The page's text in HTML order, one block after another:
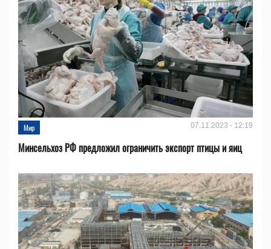
Мир 07.11.2023 - 12:19
Минсельхоз РФ предложил ограничить экспорт птицы и яиц